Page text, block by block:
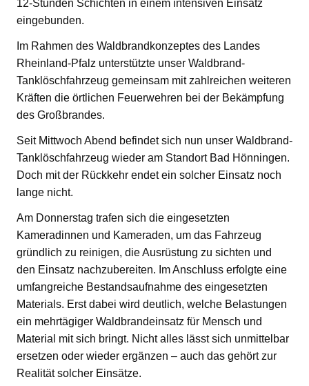
12-Stunden Schichten in einem intensiven Einsatz
eingebunden.
Im Rahmen des Waldbrandkonzeptes des Landes
Rheinland-Pfalz unterstützte unser Waldbrand-
Tanklöschfahrzeug gemeinsam mit zahlreichen weiteren
Kräften die örtlichen Feuerwehren bei der Bekämpfung
des Großbrandes.
Seit Mittwoch Abend befindet sich nun unser Waldbrand-
Tanklöschfahrzeug wieder am Standort Bad Hönningen.
Doch mit der Rückkehr endet ein solcher Einsatz noch
lange nicht.
Am Donnerstag trafen sich die eingesetzten
Kameradinnen und Kameraden, um das Fahrzeug
gründlich zu reinigen, die Ausrüstung zu sichten und
den Einsatz nachzubereiten. Im Anschluss erfolgte eine
umfangreiche Bestandsaufnahme des eingesetzten
Materials. Erst dabei wird deutlich, welche Belastungen
ein mehrtägiger Waldbrandeinsatz für Mensch und
Material mit sich bringt. Nicht alles lässt sich unmittelbar
ersetzen oder wieder ergänzen – auch das gehört zur
Realität solcher Einsätze.